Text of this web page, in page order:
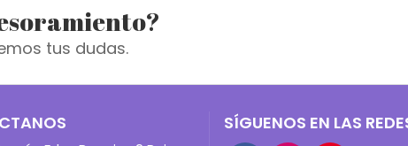
tus dudas.
SÍGUENOS EN LAS